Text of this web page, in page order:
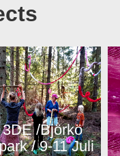
3DE /Björkö
/ 9-11 Juli